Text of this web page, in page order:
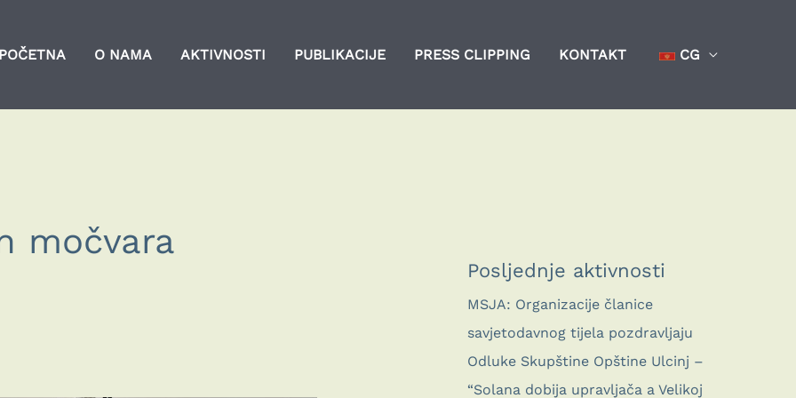
POČETNA O NAMA AKTIVNOSTI PUBLIKACIJE PRESS CLIPPING KONTAKT CG
močvara
Posljednje aktivnosti
MSJA: Organizacije članice
savjetodavnog tijela pozdravljaju
Odluke Skupštine Opštine Ulcinj –
“Solana dobija upravljača a Velikoj